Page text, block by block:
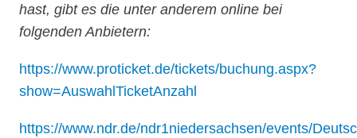
hast, gibt es die unter anderem online bei
folgenden Anbietern:
https://www.proticket.de/tickets/buchung.aspx?
show=AuswahlTicketAnzahl
https://www.ndr.de/ndr1niedersachsen/events/